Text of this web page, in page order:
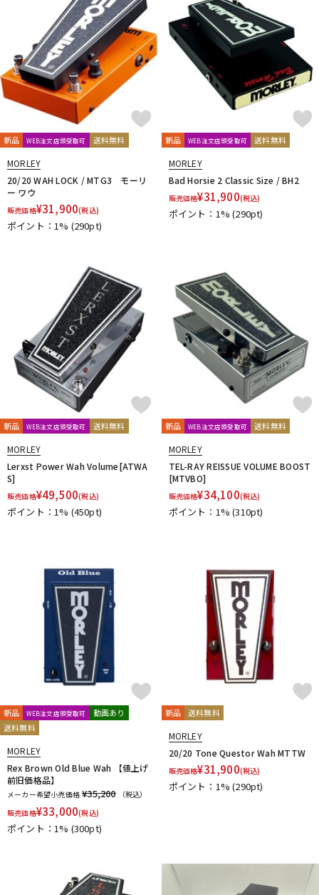
ドラム パーカッション
キーボード 電子ピアノ
管楽器 その他楽器
DJ機器 DTM
DTM オンライン納品
配信/ライブ機器 楽器アクセサリ
中古 ヴィンテージ
新品 WEB注文店頭受取可 送料無料
MORLEY
20/20 WAH LOCK / MTG3 モーリ
ー ワウ
販売価格¥31,900(税込)
ポイント：1% (290pt)
新品 WEB注文店頭受取可 送料無料
MORLEY
Bad Horsie 2 Classic Size / BH2
販売価格¥31,900(税込)
ポイント：1%(290pt)
新品 WEB注文店頭受取可 送料無料
MORLEY
Lerxst Power Wah Volume[ATWA
S]
販売価格¥49,500(税込)
ポイント：1% (450pt)
新品 WEB注文店頭受取可 送料無料
MORLEY
TEL-RAY REISSUE VOLUME BOOST
[MTVBO]
販売価格¥34,100(税込)
ポイント：1%(310pt)
新品 WEB注文店頭受取可
動画あり
送料無料
MORLEY
Rex Brown Old Blue Wah 【値上げ
前旧価格品】
メーカー希望小売価格 ¥35,200
（税込）
販売価格¥33,000(税込)
ポイント：1% (300pt)
新品 送料無料
MORLEY
20/20 Tone Questor Wah MTTW
販売価格¥31,900(税込)
ポイント：1%(290pt)